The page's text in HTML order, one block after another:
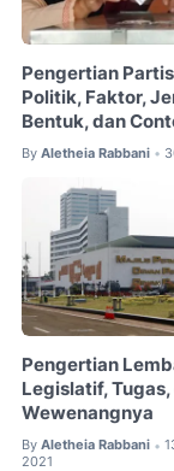
Pengertian
Politik, Faktor,
Bentuk, dan
By Aletheia Rabbani •
Pengertian
Legislatif, Tugas,
Wewenangnya
By Aletheia Rabbani •
2021